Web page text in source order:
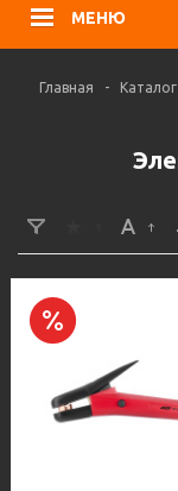
МЕНЮ
Главная - Каталог